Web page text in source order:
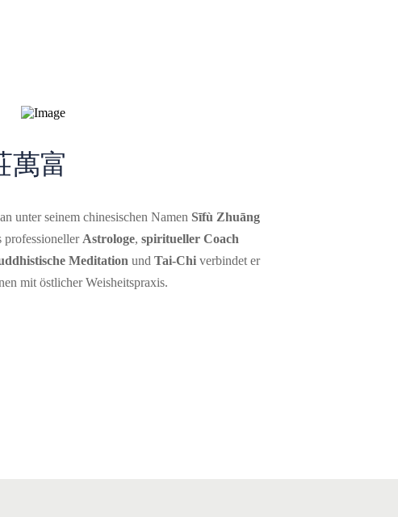
萬富
unter seinem chinesischen Namen Sīfù Zhuāng
Astrologe, spiritueller Coach
Meditation und Tai-Chi verbindet er
mit östlicher Weisheitspraxis.